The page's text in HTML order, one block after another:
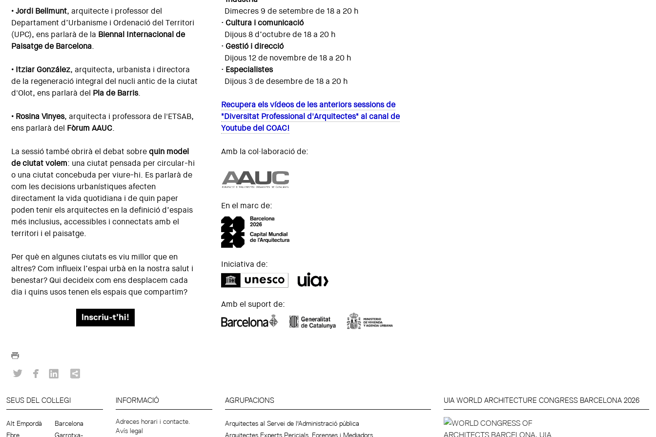
• Jordi Bellmunt, arquitecte i professor del
Departament d’Urbanisme i Ordenació del Territori
(UPC), ens parlarà de la Biennal Internacional de
Paisatge de Barcelona.
• Itziar González, arquitecta, urbanista i directora
de la regeneració integral del nucli antic de la ciutat
d'Olot, ens parlarà del Pla de Barris.
• Rosina Vinyes, arquitecta i professora de l'ETSAB,
ens parlarà del Fòrum AAUC.
La sessió també obrirà el debat sobrequin model
de ciutat volem: una ciutat pensada per circular-hi
o una ciutat concebuda per viure-hi. Es parlarà de
com les decisions urbanístiques afecten
directament la vida quotidiana i de quin paper
poden tenir els arquitectes en la definició d’espais
més inclusius, accessibles i connectats amb el
territori i el paisatge.
Per què en algunes ciutats es viu millor que en
altres? Com influeix l’espai urbà en la nostra salut i
benestar? Qui decideix com ens desplacem cada
dia i quins usos tenen els espais que compartim?
Dimecres 9 de setembre de 18 a 20 h
· Cultura i comunicació
Dijous 8 d’octubre de 18 a 20 h
· Gestió i direcció
Dijous 12 de novembre de 18 a 20 h
· Especialistes
Dijous 3 de desembre de 18 a 20 h
Recupera els vídeos de les anteriors sessions de
"Diversitat Professional d'Arquitectes" al canal de
Youtube del COAC!
Amb la col·laboració de:
En el marc de:
Iniciativa de:
Amb el suport de:
SEUS DEL COL·LEGI
Alt Empordà
Barcelona
Ebre
Garrotxa-
INFORMACIÓ
Adreces horari i contacte.
Avís legal
AGRUPACIONS
Arquitectes al Servei de l'Administració pública
Arquitectes Experts Pericials, Forenses i Mediadors
UIA WORLD ARCHITECTURE CONGRESS BARCELONA 2026